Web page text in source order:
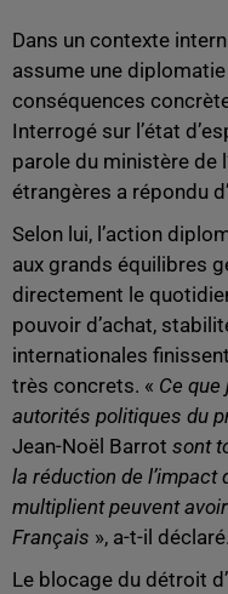
Dans un contexte
assume une
conséquences
Interrogé sur l’état
parole du ministère de
étrangères a répondu
Selon lui, l’action
aux grands équilibres
directement le
pouvoir d’achat,
internationales
très concrets. « Ce que
autorités politiques du
Jean-Noël Barrot sont
la réduction de
multiplient peuvent
Français », a-t-il déclaré.
Le blocage du détroit